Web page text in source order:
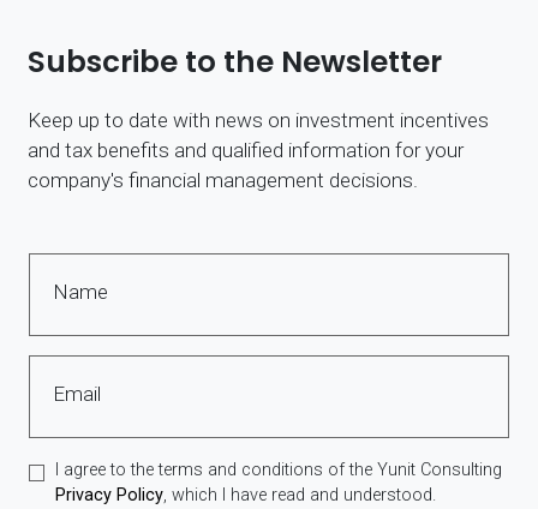
Subscribe to the Newsletter
Keep up to date with news on investment incentives
and tax benefits and qualified information for your
company's financial management decisions.
Name
Email
I agree to the terms and conditions of the Yunit Consulting
Privacy Policy, which I have read and understood.